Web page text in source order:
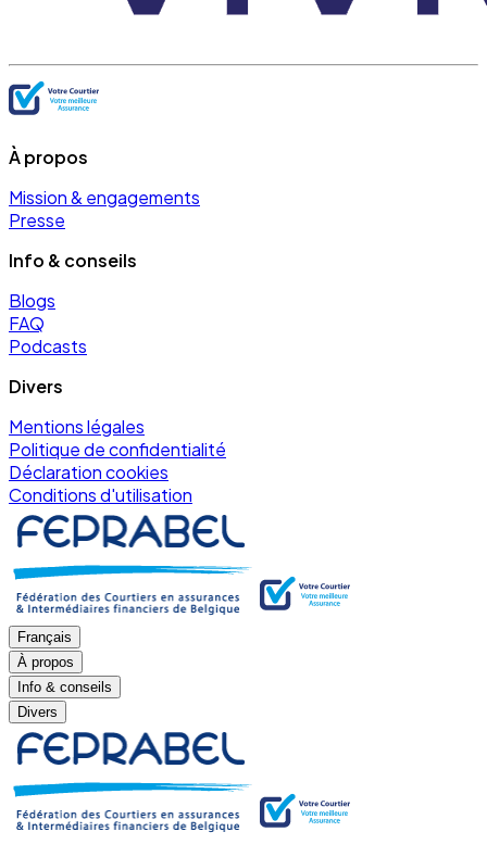
À propos
Mission & engagements
Presse
Info & conseils
Blogs
FAQ
Podcasts
Divers
Mentions légales
Politique de confidentialité
Déclaration cookies
Conditions d'utilisation
Français
À propos
Info & conseils
Divers